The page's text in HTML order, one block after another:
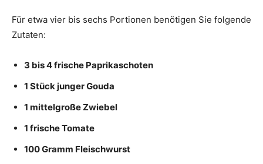
Für etwa vier bis sechs Portionen benötigen Sie folgende
Zutaten:
3 bis 4 frische Paprikaschoten
1 Stück junger Gouda
1 mittelgroße Zwiebel
1 frische Tomate
100 Gramm Fleischwurst